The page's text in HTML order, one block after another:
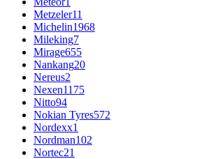
Metzeler11
Michelin1968
Mileking7
Mirage655
Nankang20
Nereus2
Nexen1175
Nitto94
Nokian Tyres572
Nordexx1
Nordman102
Nortec21